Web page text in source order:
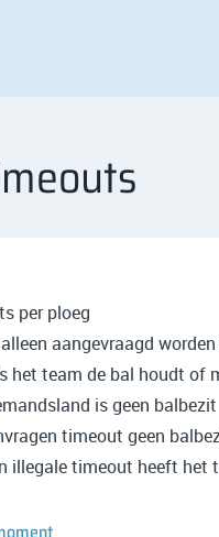
per ploeg
aangevraagd
het team de bal houdt of
is geen balbezit
timeout geen
illegale timeout heeft het